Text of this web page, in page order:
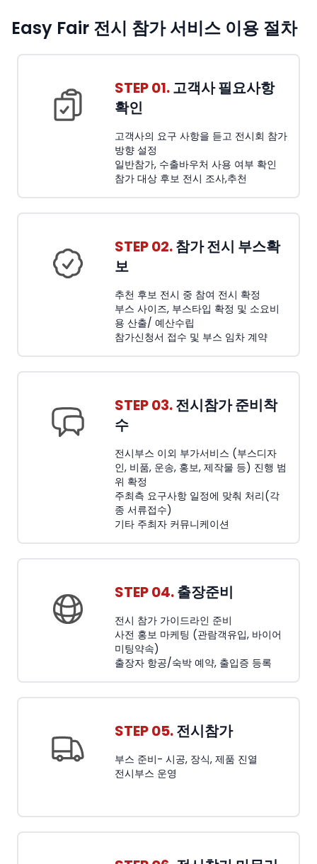
Easy Fair 전시 참가 서비스 이용 절차
STEP 01.고객사 필요사항
확인
고객사의 요구 사항을 듣고 전시회 참가
방향 설정
일반참가, 수출바우처 사용 여부 확인
참가 대상 후보 전시 조사,추천
STEP 02.참가 전시 부스확
보
추천 후보 전시 중 참여 전시 확정
부스 사이즈, 부스타입 확정 및 소요비
용 산출/ 예산수립
참가신청서 접수 및 부스 임차 계약
STEP 03.전시참가 준비착
수
전시부스 이외 부가서비스 (부스디자
인, 비품, 운송, 홍보, 제작물 등) 진행 범
위 확정
주최측 요구사항 일정에 맞춰 처리(각
종 서류접수)
기타 주최자 커뮤니케이션
STEP 04.출장준비
전시 참가 가이드라인 준비
사전 홍보 마케팅 (관람객유입, 바이어
미팅약속)
출장자 항공/숙박 예약, 출입증 등록
STEP 05.전시참가
부스 준비- 시공, 장식, 제품 진열
전시부스 운영